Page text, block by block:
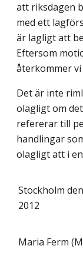
att riksdagen
med ett
är lagligt att
Eftersom
återkommer
Det är inte
olagligt om
refererar till
handlingar
olagligt att i
Stockholm
2012
Maria Ferm